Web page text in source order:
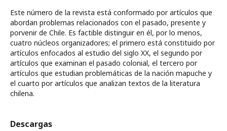
Este número de la revista está conformado por artículos que
abordan problemas relacionados con el pasado, presente y
porvenir de Chile. Es factible distinguir en él, por lo menos,
cuatro núcleos organizadores; el primero está constituido por
artículos enfocados al estudio del siglo XX, el segundo por
artículos que examinan el pasado colonial, el tercero por
artículos que estudian problemáticas de la nación mapuche y
el cuarto por artículos que analizan textos de la literatura
chilena.
Descargas